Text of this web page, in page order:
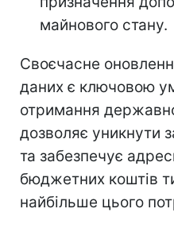
майнового стану.
Своєчасне
даних є ключовою
отримання
дозволяє уникнути
та забезпечує
бюджетних коштів
найбільше цього